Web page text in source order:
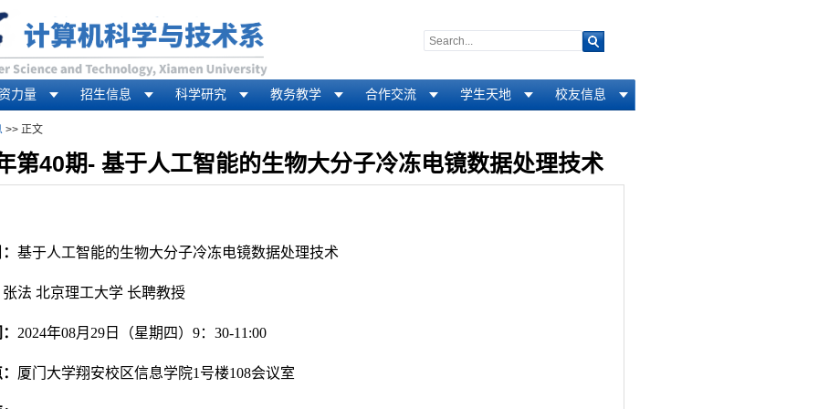
力量 招生信息 科学研究 教务教学 合作交流 学生天地 校友信息
>> 正文
第40期- 基于人工智能的生物大分子冷冻电镜数据处理技术
基于人工智能的生物大分子冷冻电镜数据处理技术
张法 北京理工大学 长聘教授
2024年08月29日（星期四）9：30-11:00
厦门大学翔安校区信息学院1号楼108会议室